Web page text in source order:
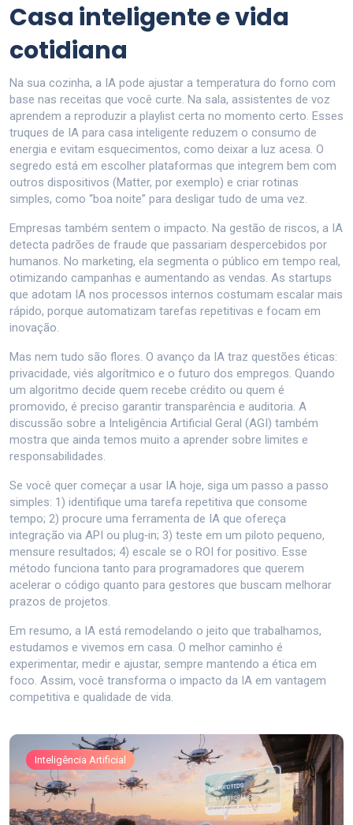
Casa inteligente e vida
cotidiana
Na sua cozinha, a IA pode ajustar a temperatura do forno com
base nas receitas que você curte. Na sala, assistentes de voz
aprendem a reproduzir a playlist certa no momento certo. Esses
truques de IA para casa inteligente reduzem o consumo de
energia e evitam esquecimentos, como deixar a luz acesa. O
segredo está em escolher plataformas que integrem bem com
outros dispositivos (Matter, por exemplo) e criar rotinas
simples, como “boa noite” para desligar tudo de uma vez.
Empresas também sentem o impacto. Na gestão de riscos, a IA
detecta padrões de fraude que passariam despercebidos por
humanos. No marketing, ela segmenta o público em tempo real,
otimizando campanhas e aumentando as vendas. As startups
que adotam IA nos processos internos costumam escalar mais
rápido, porque automatizam tarefas repetitivas e focam em
inovação.
Mas nem tudo são flores. O avanço da IA traz questões éticas:
privacidade, viés algorítmico e o futuro dos empregos. Quando
um algoritmo decide quem recebe crédito ou quem é
promovido, é preciso garantir transparência e auditoria. A
discussão sobre a Inteligência Artificial Geral (AGI) também
mostra que ainda temos muito a aprender sobre limites e
responsabilidades.
Se você quer começar a usar IA hoje, siga um passo a passo
simples: 1) identifique uma tarefa repetitiva que consome
tempo; 2) procure uma ferramenta de IA que ofereça
integração via API ou plug‑in; 3) teste em um piloto pequeno,
mensure resultados; 4) escale se o ROI for positivo. Esse
método funciona tanto para programadores que querem
acelerar o código quanto para gestores que buscam melhorar
prazos de projetos.
Em resumo, a IA está remodelando o jeito que trabalhamos,
estudamos e vivemos em casa. O melhor caminho é
experimentar, medir e ajustar, sempre mantendo a ética em
foco. Assim, você transforma o impacto da IA em vantagem
competitiva e qualidade de vida.
Inteligência Artificial